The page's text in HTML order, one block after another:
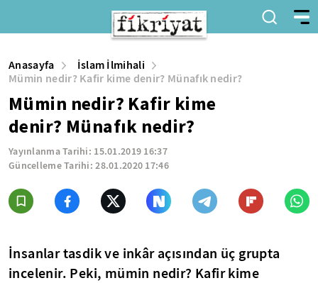
Anasayfa
İslam İlmihali
Mümin nedir? Kafir kime denir? Münafık nedir?
Mümin nedir? Kafir kime
denir? Münafık nedir?
Yayınlanma Tarihi: 15.01.2019 16:37
Güncelleme Tarihi:28.01.2020 17:46
İnsanlar tasdik ve inkâr açısından üç grupta
incelenir. Peki, mümin nedir? Kafir kime